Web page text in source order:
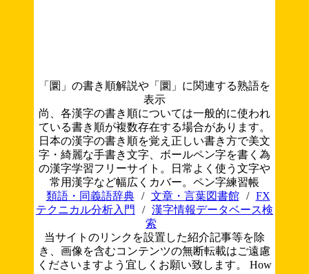
「圜」の書き順解説や「圜」に関連する熟語を
表示
尚、各漢字の書き順については一般的に使われ
ている書き順が複数存在する場合があります。
日本の漢字の書き順を覚え正しい書き方で美文
字・綺麗な手書き文字、ボールペン字を書く為
の漢字学習フリーサイト。日常よく使う文字や
常用漢字など幅広くカバー。ペン字練習帳
類語・同義語辞典
/ 文章・言葉図書館 /
FX
テクニカル分析入門
/ 漢字情報データベース検
索
当サイトのリンクを設置した紹介記事等を除
き、画像を含むコンテンツの無断転載はご遠慮
くださいますよう宜しくお願い致します。 How